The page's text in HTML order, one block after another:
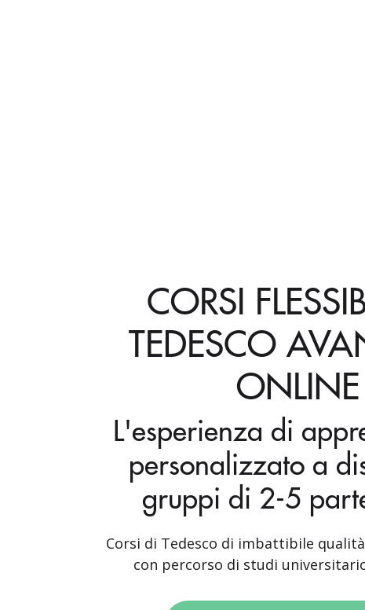
CORSI
TEDESCO
ONLINE
L'esperienza di
personalizzato a
gruppi di 2-5
Corsi di Tedesco di imbattibile
con percorso di studi